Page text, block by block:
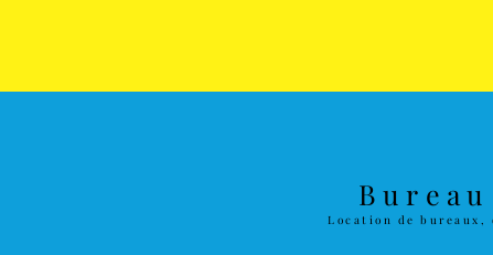
Location de